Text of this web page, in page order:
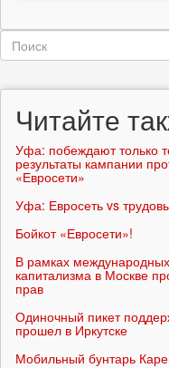
Форма
Читайте
Уфа: побеждают только
результаты кампании
«Евросети»
Уфа: Евросеть vs
Бойкот «Евросети»!
В рамках
капитализма в Москве
прав
Одиночный пикет
прошел в Иркутске
Мобильный бунтарь